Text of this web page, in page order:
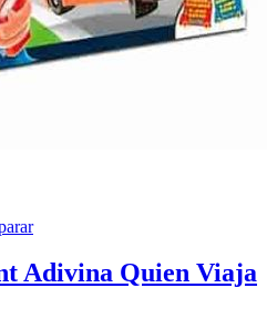
Adivina Quien Viaja